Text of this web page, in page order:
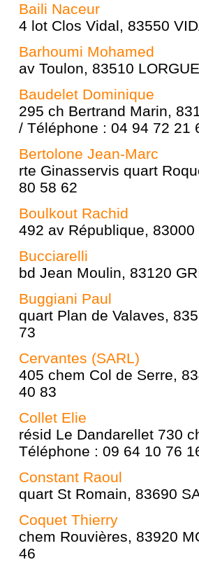
Baili Naceur
4 lot Clos Vidal, 83550
Barhoumi Mohamed
av Toulon, 83510
Baudelet Dominique
295 ch Bertrand Marin,
/ Téléphone : 04 94 72 21
Bertolone Jean-Marc
rte Ginasservis quart
80 58 62
Boulkout Rachid
492 av République,
Bucciarelli
bd Jean Moulin, 83120
Buggiani Paul
quart Plan de Valaves,
73
Cervantes (SARL)
405 chem Col de Serre,
40 83
Collet Elie
résid Le Dandarellet 730
Téléphone : 09 64 10 76
Constant Raoul
quart St Romain, 83690
Coquet Thierry
chem Rouvières, 83920
46